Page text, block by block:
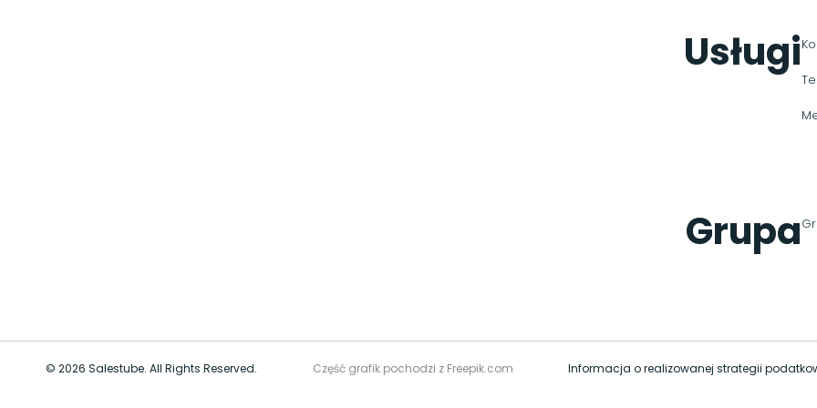
Usługi
Grupa
© 2026 Salestube. All Rights Reserved. Część grafik pochodzi z Freepik.com Informacja o realizowanej strategii